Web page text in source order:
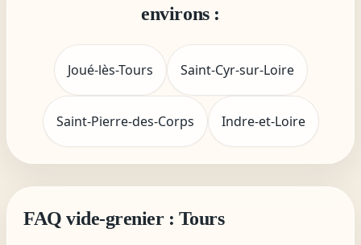
environs :
Joué-lès-Tours Saint-Cyr-sur-Loire
Saint-Pierre-des-Corps Indre-et-Loire
FAQ vide-grenier : Tours